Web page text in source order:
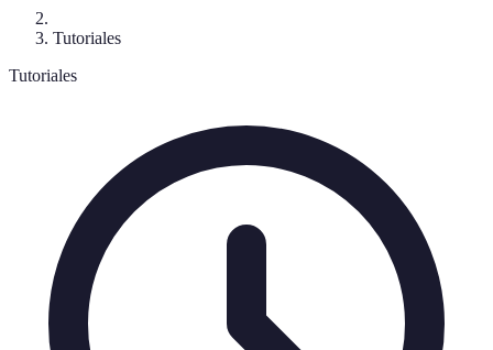
Tutoriales
Tutoriales